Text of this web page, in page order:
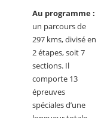
Au programme :
un parcours de
297 kms, divisé en
2 étapes, soit 7
sections. Il
comporte 13
épreuves
spéciales d’une